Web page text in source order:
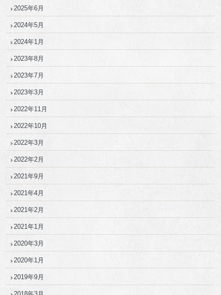
2025年6月
2024年5月
2024年1月
2023年8月
2023年7月
2023年3月
2022年11月
2022年10月
2022年3月
2022年2月
2021年9月
2021年4月
2021年2月
2021年1月
2020年3月
2020年1月
2019年9月